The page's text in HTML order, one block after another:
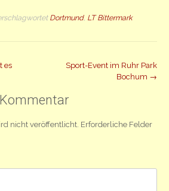
Dortmund, LT Bittermark
es
Sport-Event im Ruhr Park
Bochum →
nicht veröffentlicht. Erforderliche Felder